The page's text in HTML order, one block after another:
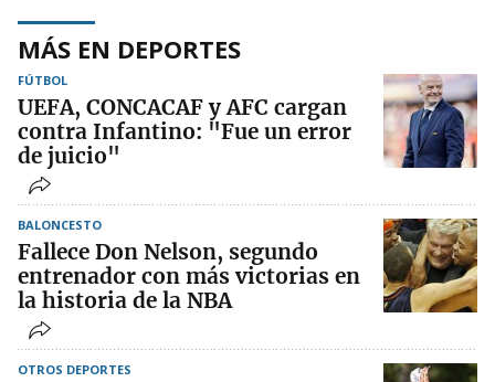
MÁS EN DEPORTES
FÚTBOL
UEFA, CONCACAF y AFC cargan
contra Infantino: "Fue un error
de juicio"
BALONCESTO
Fallece Don Nelson, segundo
entrenador con más victorias en
la historia de la NBA
OTROS DEPORTES